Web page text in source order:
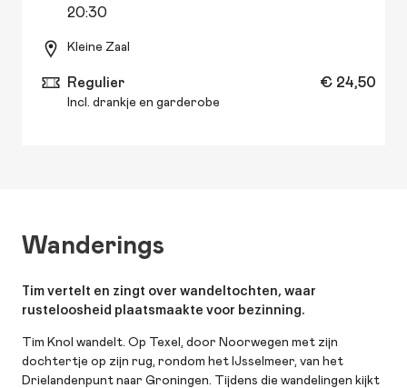
20:30
Kleine Zaal
Regulier € 24,50
Incl. drankje en garderobe
Wanderings
Tim vertelt en zingt over wandeltochten, waar
rusteloosheid plaatsmaakte voor bezinning.
Tim Knol wandelt. Op Texel, door Noorwegen met zijn
dochtertje op zijn rug, rondom het IJsselmeer, van het
Drielandenpunt naar Groningen. Tijdens die wandelingen kijkt